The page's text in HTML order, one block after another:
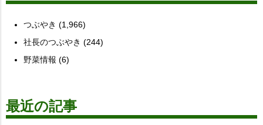
つぶやき (1,966)
社長のつぶやき (244)
野菜情報 (6)
最近の記事